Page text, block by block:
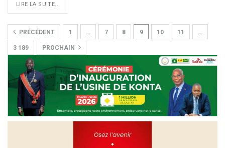
LIRE LA SUITE...
PRÉCÉDENT 1 … 7 8 9 10 11 …
3 189 PROCHAIN